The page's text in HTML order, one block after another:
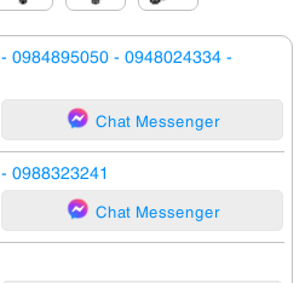
- 0984895050 - 0948024334 -
Chat Messenger
- 0988323241
Chat Messenger